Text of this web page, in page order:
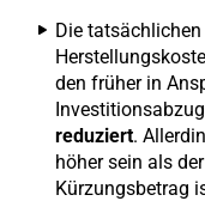
Die
den früher in
reduziert.
höher sein als
Kürzungsbetrag